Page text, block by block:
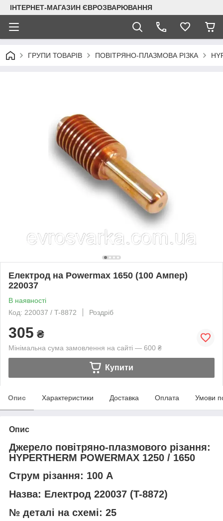
ІНТЕРНЕТ-МАГАЗИН ЄВРОЗВАРЮВАННЯ
ГРУПИ ТОВАРІВ ПОВІТРЯНО-ПЛАЗМОВА РІЗКА
Електрод на Powermax 1650 (100 Ампер)
220037
В наявності
Код: 220037 / T-8872
Роздріб
305 ₴
Мінімальна сума замовлення на сайті — 600 ₴
Купити
Опис Характеристики Доставка Оплата Умови
Опис
Джерело повітряно-плазмового різання:
HYPERTHERM POWERMAX 1250 / 1650
Струм різання: 100 А
Назва: Електрод 220037 (T-8872)
№ деталі на схемі: 25